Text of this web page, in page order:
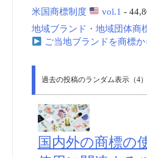
米国商標制度
vol.1 -
地域ブランド・地域団体商
ご当地ブランドを商標
過去の投稿のランダム表示（4）
国内外の商標の